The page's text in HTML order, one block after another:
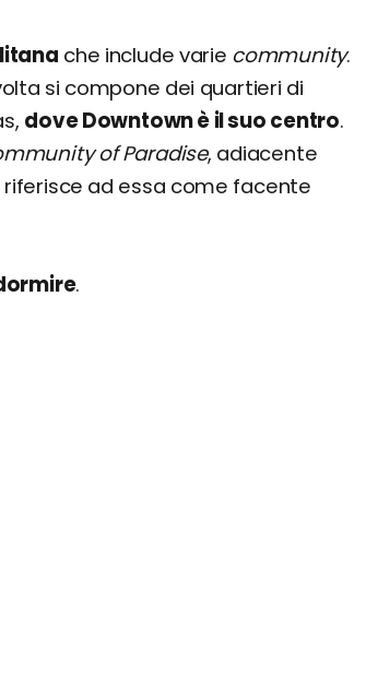
che include varie community.
si compone dei quartieri di
dove Downtown è il suo centro.
of Paradise, adiacente
ad essa come facente
.